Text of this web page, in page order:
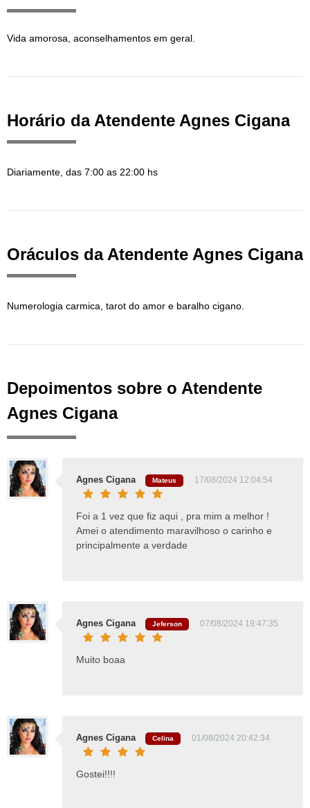
Vida amorosa, aconselhamentos em geral.
Horário da Atendente Agnes Cigana
Diariamente, das 7:00 as 22:00 hs
Oráculos da Atendente Agnes Cigana
Numerologia carmica, tarot do amor e baralho cigano.
Depoimentos sobre o Atendente
Agnes Cigana
Agnes Cigana Mateus 17/08/2024 12:04:54
Foi a 1 vez que fiz aqui , pra mim a melhor !
Amei o atendimento maravilhoso o carinho e
principalmente a verdade
Agnes Cigana Jeferson 07/08/2024 19:47:35
Muito boaa
Agnes Cigana Celina 01/08/2024 20:42:34
Gostei!!!!